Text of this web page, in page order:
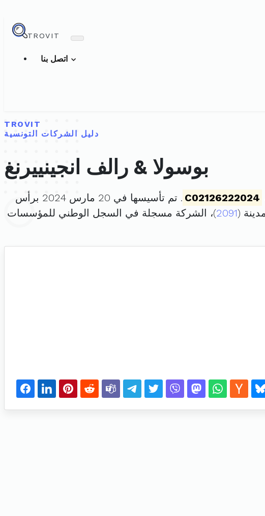
TROVIT
TROVIT
دليل الشركات التونسية
بوسولا & رالف انجينييرنغ
C02126222024
. تم تأسيسها في 20 مارس 2024 برأس
2091)، الشركة مسجلة في السجل الوطني للمؤسسات